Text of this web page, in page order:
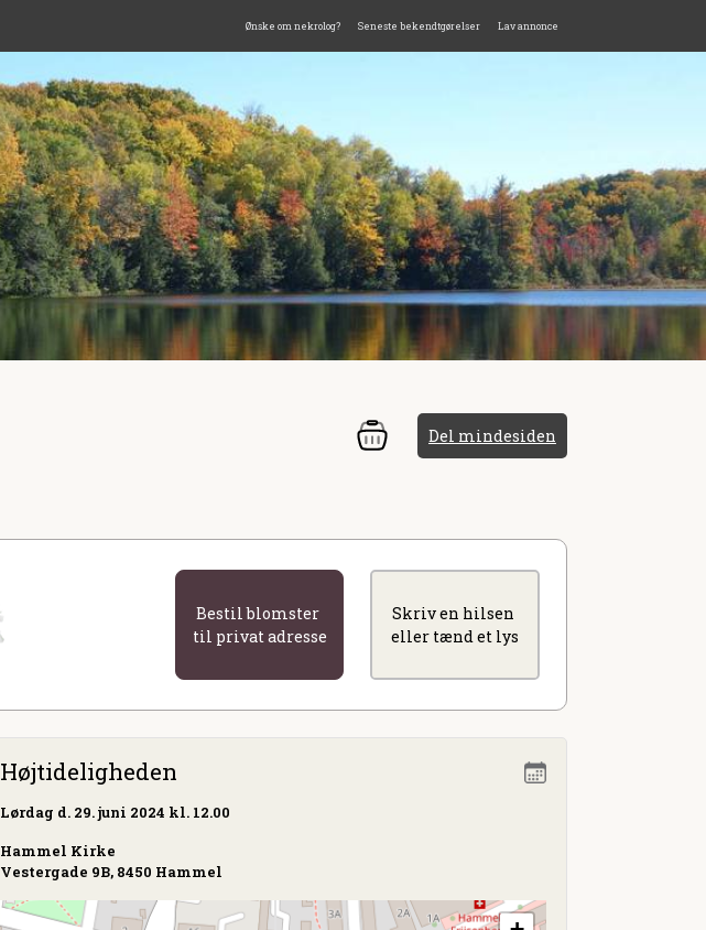
Ønske om nekrolog? Seneste bekendtgørelser Lav annonce
Del mindesiden
Bestil blomster
til privat adresse
Skriv en hilsen
eller tænd et lys
Højtideligheden
Lørdag d. 29. juni 2024 kl. 12.00
Hammel Kirke
Vestergade 9B, 8450 Hammel